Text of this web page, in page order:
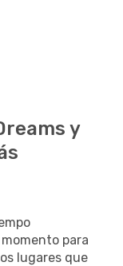
y
para
lugares que